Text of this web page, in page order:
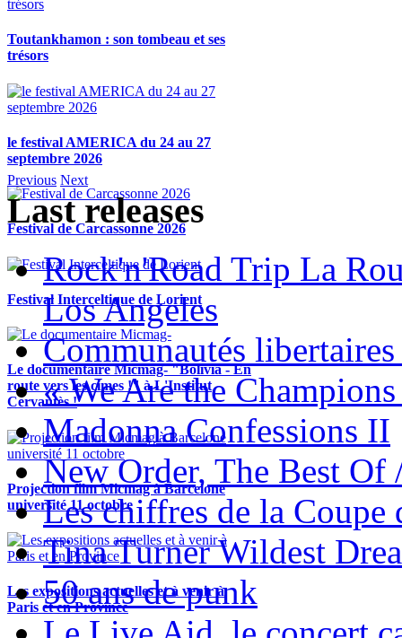
Toutankhamon : son tombeau et ses
trésors
le festival AMERICA du 24 au 27
septembre 2026
Festival de Carcassonne 2026
Festival Interceltique de Lorient
Le documentaire Micmag- "Bolivia - En
route vers les cimes !" à L'Institut
Cervantès !
Projection film Micmag à Barcelone
université 11 octobre
Les expositions actuelles et à venir à
Paris et en Province
Previous Next
Last releases
Rock'n'Road Trip La
Los Angeles
Communautés libertaires
« We Are the
Madonna Confessions II
New Order, The Best Of
Les chiffres de la Coupe
Tina Turner Wildest
50 ans de punk